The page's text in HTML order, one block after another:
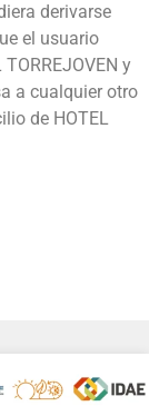
derivarse
el usuario
y
a cualquier otro
de HOTEL